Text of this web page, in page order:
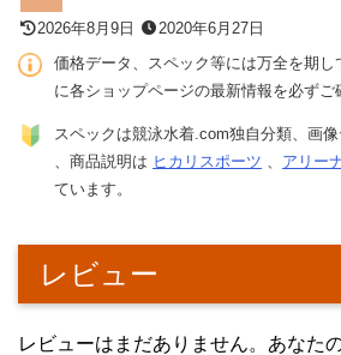
2026年8月9日
2020年6月27日
価格データ、スペック等には万全を期
に各ショップページの最新情報を必ずご
スペックは競泳水着.com独自分類、画
、商品説明は ヒカリスポーツ アリー
ています。
レビュー
レビューはまだありません。あなた